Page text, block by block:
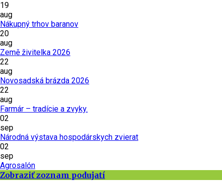
19
aug
Nákupný trhov baranov
20
aug
Země živitelka 2026
22
aug
Novosadská brázda 2026
22
aug
Farmár – tradície a zvyky.
02
sep
Národná výstava hospodárskych zvierat
02
sep
Agrosalón
Zobraziť zoznam podujatí